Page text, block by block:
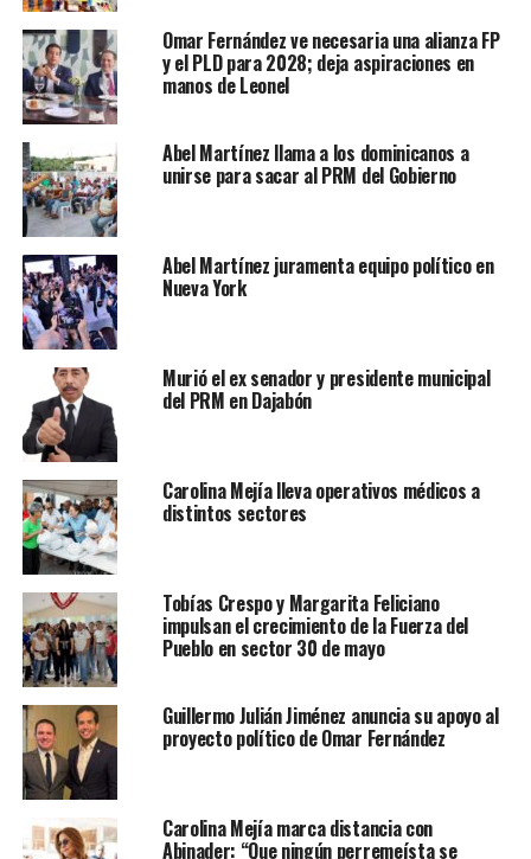
Omar Fernández ve necesaria una alianza FP
y el PLD para 2028; deja aspiraciones en
manos de Leonel
Abel Martínez llama a los dominicanos a
unirse para sacar al PRM del Gobierno
Abel Martínez juramenta equipo político en
Nueva York
Murió el ex senador y presidente municipal
del PRM en Dajabón
Carolina Mejía lleva operativos médicos a
distintos sectores
Tobías Crespo y Margarita Feliciano
impulsan el crecimiento de la Fuerza del
Pueblo en sector 30 de mayo
Guillermo Julián Jiménez anuncia su apoyo al
proyecto político de Omar Fernández
Carolina Mejía marca distancia con
Abinader: “Que ningún perremeísta se